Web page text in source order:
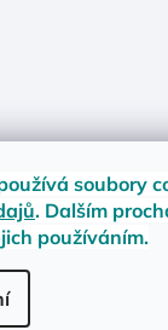
soubory
. Dalším
používáním.
zboží Materiály